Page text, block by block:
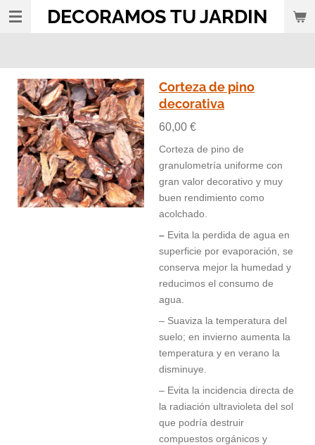
Ir
DECORAMOS TU JARDIN
Corteza de pino
decorativa
60,00 €
Corteza de pino de
granulometría uniforme con
gran valor decorativo y muy
buen rendimiento como
acolchado.
– Evita la perdida de agua en
superficie por evaporación, se
conserva mejor la humedad y
reducimos el consumo de
agua.
– Suaviza la temperatura del
suelo; en invierno aumenta la
temperatura y en verano la
disminuye.
– Evita la incidencia directa de
la radiación ultravioleta del sol
que podría destruir
compuestos orgánicos y